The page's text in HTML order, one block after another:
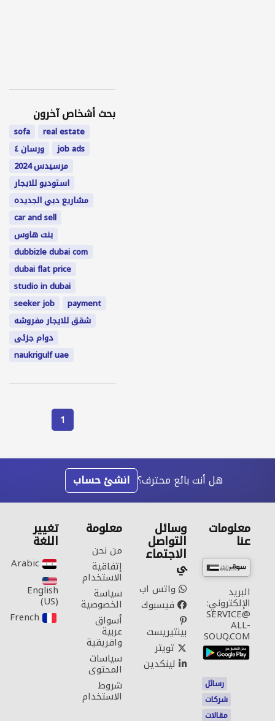
بحث أشخاص آخرون
sofa
real estate
ورسان ٤
job ads
مرسيدس 2024
استوديو للايجار
مشاريع دبي الجديده
car and sell
بنت هاوس
dubbizle dubai com
dubai flat price
studio in dubai
seeker job
payment
شقق للايجار مفروشه
دوام جزئى
naukrigulf uae
1
هل أنت بائع محترف؟ انشئ حساب
معلومات
عنا
البريد
الإلكتروني:
SERVICE@
ALL-
SOUQ.COM
رسائل
شركات
مقالات
وسائل
التواصل
الاجتماع
ي
واتس اب
فيسبوك
بينتيريست
تويتر
لينكدين
معلومة
من نحن
إتفاقية
الاستخدام
سياسة
الخصوصية
أسواق
عربية
وافريقية
سياسات
المحتوى
شروط
الاستخدام
تغيير
اللغة
Arabic‎
English
(US)‎
French‎